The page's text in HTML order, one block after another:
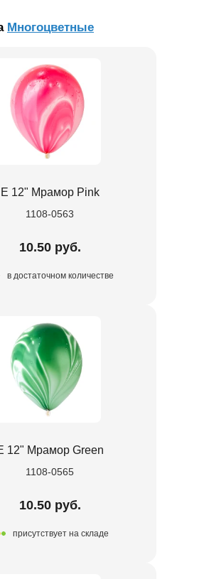
Многоцветные
Е 12" Мрамор Pink
1108-0563
10.50 руб.
в достаточном количестве
12" Мрамор Green
1108-0565
10.50 руб.
присутствует на складе